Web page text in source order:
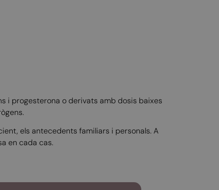
i progesterona o derivats amb dosis baixes
els antecedents familiars i personals. A
en cada cas.